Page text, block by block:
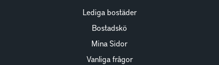
Lediga bostäder
Bostadskö
Mina Sidor
Vanliga frågor